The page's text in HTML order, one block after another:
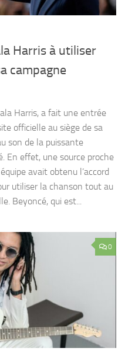
Harris à utiliser
campagne
Harris, a fait une entrée
officielle au siège de sa
son de la puissante
En effet, une source proche
avait obtenu l’accord
utiliser la chanson tout au
Beyoncé, qui est...
0